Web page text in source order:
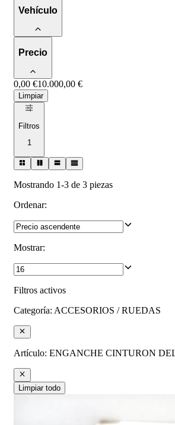
Vehículo
Precio
0,00 €10.000,00 €
Limpiar
Filtros
1
Mostrando 1-3 de 3 piezas
Ordenar:
Mostrar:
Filtros activos
Categoría: ACCESORIOS / RUEDAS
Artículo: ENGANCHE CINTURON
Limpiar todo